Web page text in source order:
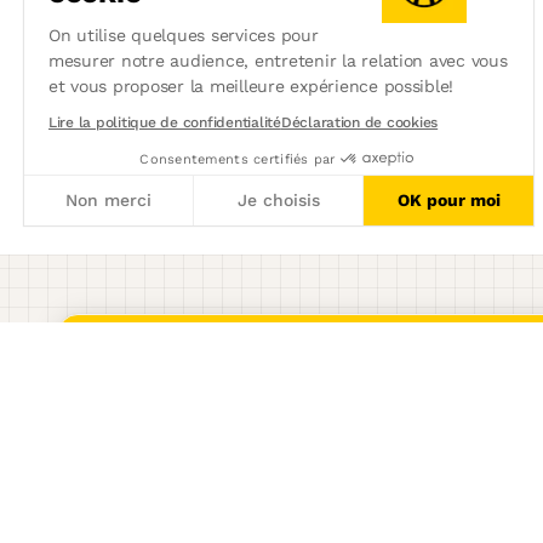
On utilise quelques services pour
mesurer notre audience, entretenir la relation avec vous
et vous proposer la meilleure expérience possible!
Lire la politique de confidentialitéDéclaration de cookies
Consentements certifiés par
Non merci Je choisis OK pour moi